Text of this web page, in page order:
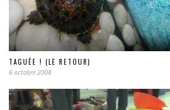
TAGUÉE ! (LE RETOUR)
6 octobre 2008